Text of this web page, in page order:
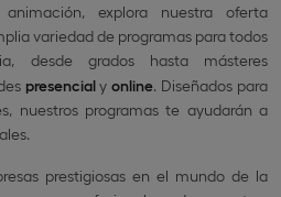
explora nuestra oferta
variedad de programas para todos
desde grados hasta másteres
presencialyonline. Diseñados para
nuestros programas te ayudarán a
prestigiosas en el mundo de la